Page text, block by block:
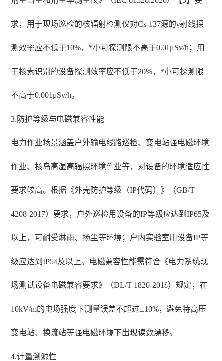
求，用于现场巡检的核辐射检测仪对Cs-137源的γ射线探
测效率应不低于10%，*小可探测限不高于0.01μSv/h；用
于核素识别的设备探测效率应不低于20%，*小可探测限
不高于0.001μSv/h。
3.防护等级与电磁兼容性能
电力作业场景涵盖户外输电线路巡检、变电站强电磁环境
作业、核岛高湿高辐照环境作业等，对设备的环境适应性
要求较高。根据《外壳防护等级（IP代码）》（GB/T
4208-2017）要求，户外巡检用设备的IP等级应达到IP65及
以上，可耐受淋雨、扬尘等环境；户内实验室用设备IP等
级应达到IP54及以上。电磁兼容性能需符合《电力系统现
场测试设备电磁兼容要求》（DL/T 1820-2018）规定，在
10kV/m的电场强度下测量误差不超过±10%，避免特高压
变电站、换流站等强电磁环境下出现读数漂移。
4.计量溯源性